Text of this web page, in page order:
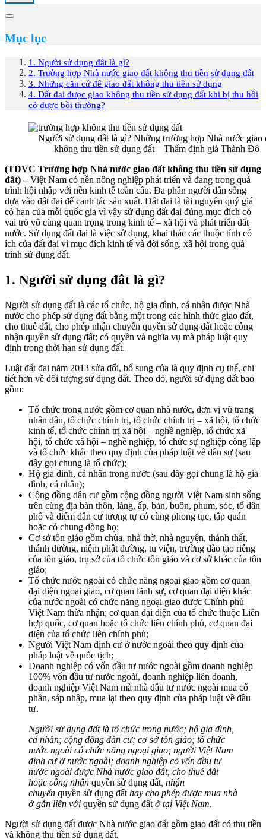
Mục lục
1. Người sử dụng đât là gì?
2. Trường hợp Nhà nước giao đất không thu tiền sử dụng đất
3. Những căn cứ để giao đất không thu tiền sử dụng
4. Đất đai được giao không thu tiền sử dụng đất khi bị thu hồi
có được bồi thường?
Người sử dụng đất là gì? Những trường hợp Nhà nước giao
không thu tiền sử dụng đất – Thẩm định giá Thành Đô
(TDVC Trường hợp Nhà nước giao đất không thu tiền sử dụng
đất) –Việt Nam có nền nông nghiệp phát triển và đang trong quá
trình hội nhập với nền kinh tế toàn cầu. Đa phần người dân sống
dựa vào đất đai để canh tác sản xuất. Đất đai là tài nguyên quý giá
có hạn của mỗi quốc gia vì vậy sử dụng đất đai đúng mục đích có
vai trò vô cùng quan trọng trong kinh tế – xã hội và phát triển đất
nước. Sử dụng đất đai là việc sử dụng, khai thác các thuộc tính có
ích của đất đai vì mục đích kinh tế và đời sống, xã hội trong quá
trình sử dụng đất.
1. Người sử dụng đât là gì?
Người sử dụng đất là các tổ chức, hộ gia đình, cá nhân được Nhà
nước cho phép sử dụng đất bằng một trong các hình thức giao đất,
cho thuê đất, cho phép nhận chuyển quyền sử dụng đất hoặc công
nhận quyền sử dụng đất; có quyền và nghĩa vụ mà pháp luật quy
định trong thời hạn sử dụng đất.
Luật đất đai năm 2013 sửa đổi, bổ sung của là quy định cụ thể, chi
tiết hơn về đối tượng sử dụng đất. Theo đó, người sử dụng đất bao
gồm:
Tổ chức trong nước gồm cơ quan nhà nước, đơn vị vũ trang
nhân dân, tổ chức chính trị, tổ chức chính trị – xã hội, tổ chức
kinh tế, tổ chức chính trị xã hội – nghề nghiệp, tổ chức xã
hội, tổ chức xã hội – nghề nghiệp, tổ chức sự nghiệp công lập
và tổ chức khác theo quy định của pháp luật về dân sự (sau
đây gọi chung là tổ chức);
Hộ gia đình, cá nhân trong nước (sau đây gọi chung là hộ gia
đình, cá nhân);
Cộng đồng dân cư gồm cộng đồng người Việt Nam sinh sống
trên cùng địa bàn thôn, làng, ấp, bản, buôn, phum, sóc, tổ dân
phố và điểm dân cư tương tự có cùng phong tục, tập quán
hoặc có chung dòng họ;
Cơ sở tôn giáo gồm chùa, nhà thờ, nhà nguyện, thánh thất,
thánh đường, niệm phật đường, tu viện, trường đào tạo riêng
của tôn giáo, trụ sở của tổ chức tôn giáo và cơ sở khác của tôn
giáo;
Tổ chức nước ngoài có chức năng ngoại giao gồm cơ quan
đại diện ngoại giao, cơ quan lãnh sự, cơ quan đại diện khác
của nước ngoài có chức năng ngoại giao được Chính phủ
Việt Nam thừa nhận; cơ quan đại diện của tổ chức thuộc Liên
hợp quốc, cơ quan hoặc tổ chức liên chính phủ, cơ quan đại
diện của tổ chức liên chính phủ;
Người Việt Nam định cư ở nước ngoài theo quy định của
pháp luật về quốc tịch;
Doanh nghiệp có vốn đầu tư nước ngoài gồm doanh nghiệp
100% vốn đầu tư nước ngoài, doanh nghiệp liên doanh,
doanh nghiệp Việt Nam mà nhà đầu tư nước ngoài mua cổ
phần, sáp nhập, mua lại theo quy định của pháp luật về đầu
tư.
Người sử dụng đất là tổ chức trong nước; hộ gia đình,
cá nhân; cộng đồng dân cư; cơ sở tôn giáo; tổ chức
nước ngoài có chức năng ngoại giao; người Việt Nam
định cư ở nước ngoài; doanh nghiệp cỏ vốn đầu tư
nước ngoài được Nhà nước giao đất, cho thuê đất
hoặc công nhận quyền sử dụng đất , nhận
chuyển quyền sử dụng đất hay cho phép được mua nhà
ở gẳn liền với quyền sử dụng đất ở tại Việt Nam.
Người sử dụng đất được Nhà nước giao đất gồm giao đất có thu tiền
và không thu tiền sử dụng đất.